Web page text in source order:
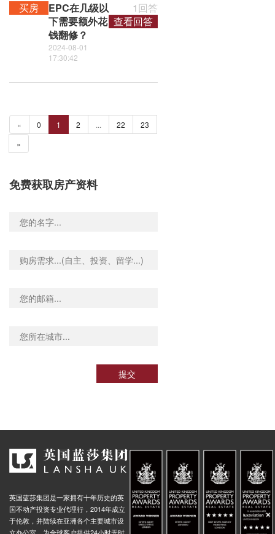
买房
EPC在几级以
下需要额外花
钱翻修？
2024-08-01
17:30:42
1回答
查看回答
« 0 1 2 ... 22
23
»
免费获取房产资料
提交
英国蓝莎集团是一家拥有十年历史的英
国不动产投资专业代理行，2014年成立
于伦敦，并陆续在亚洲各个主要城市设